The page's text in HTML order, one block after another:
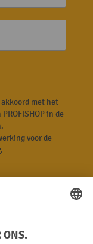
met het
in de
voor de
.